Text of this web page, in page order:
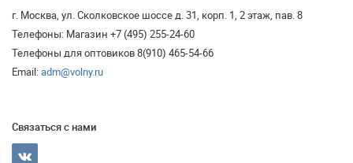
г. Москва, ул. Сколковское шоссе д. 31, корп. 1, 2 этаж, пав. 8
Телефоны: Магазин +7 (495) 255-24-60
Телефоны для оптовиков 8(910) 465-54-66
Email:adm@volny.ru
Связаться с нами